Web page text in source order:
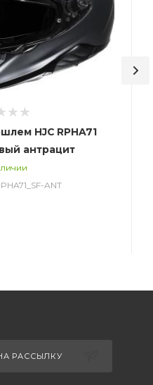
HJC RPHA71
антрацит
ANT
РАССЫЛКУ